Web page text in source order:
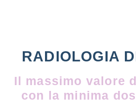
RADIOLOGIA
Il massimo valore
con la minima